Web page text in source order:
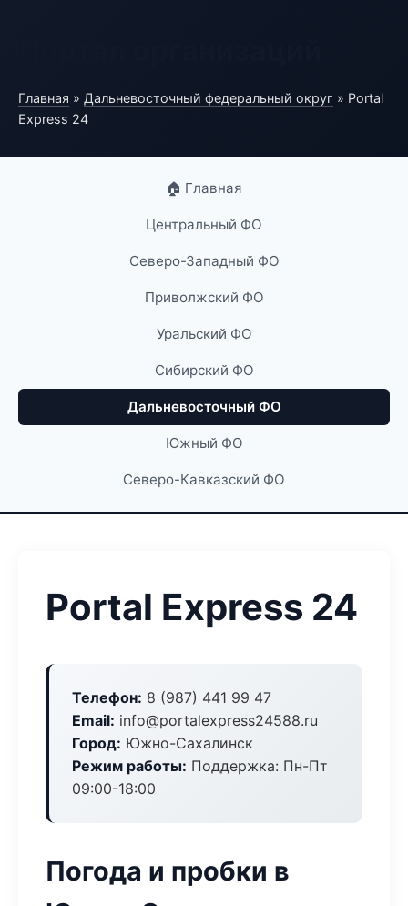
Главная » Дальневосточный федеральный округ » Portal
Express 24
🏠 Главная
Центральный ФО
Северо-Западный ФО
Приволжский ФО
Уральский ФО
Сибирский ФО
Дальневосточный ФО
Южный ФО
Северо-Кавказский ФО
Portal Express 24
Телефон: 8 (987) 441 99 47
Email: info@portalexpress24588.ru
Город: Южно-Сахалинск
Режим работы: Поддержка: Пн-Пт
09:00-18:00
Погода и пробки в